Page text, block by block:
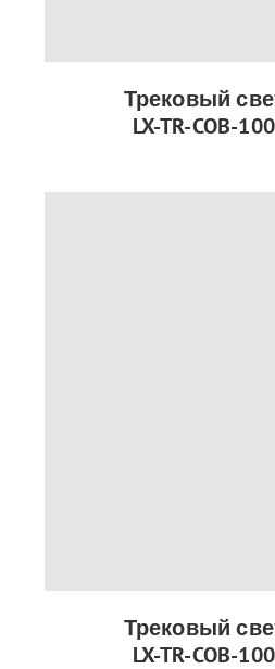
Трековый
LX-TR-COB-
Трековый
LX-TR-COB-